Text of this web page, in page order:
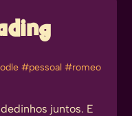
#pessoal #romeo
juntos. E